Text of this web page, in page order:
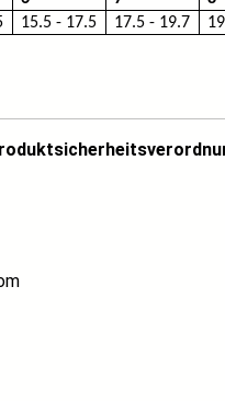
15.5 - 17.5 17.5 - 19.7